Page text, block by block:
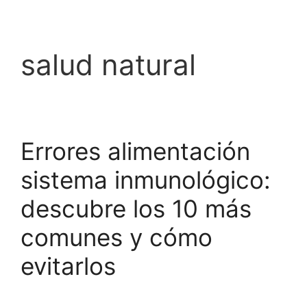
salud natural
Errores alimentación
sistema inmunológico:
descubre los 10 más
comunes y cómo
evitarlos